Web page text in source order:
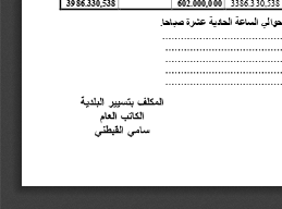
602.000,000
3986.330,538
الحادية عشرة صباحا.